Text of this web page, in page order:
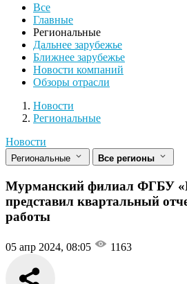
Все
Главные
Региональные
Дальнее зарубежье
Ближнее зарубежье
Новости компаний
Обзоры отрасли
Новости
Разделы
Новости
Региональные
Новости
Региональные Все регионы
Мурманский филиал ФГБУ
представил квартальный
работы
05 апр 2024, 08:05 1163